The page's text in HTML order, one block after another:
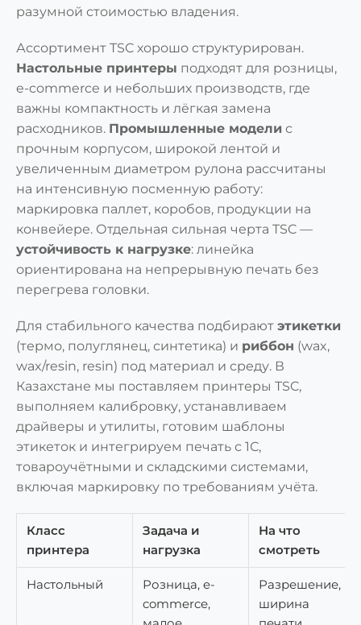
разумной стоимостью владения.
Ассортимент TSC хорошо структурирован.
Настольные принтеры подходят для розницы,
e-commerce и небольших производств, где
важны компактность и лёгкая замена
расходников. Промышленные модели с
прочным корпусом, широкой лентой и
увеличенным диаметром рулона рассчитаны
на интенсивную посменную работу:
маркировка паллет, коробов, продукции на
конвейере. Отдельная сильная черта TSC —
устойчивость к нагрузке: линейка
ориентирована на непрерывную печать без
перегрева головки.
Для стабильного качества подбирают этикетки
(термо, полуглянец, синтетика) и риббон (wax,
wax/resin, resin) под материал и среду. В
Казахстане мы поставляем принтеры TSC,
выполняем калибровку, устанавливаем
драйверы и утилиты, готовим шаблоны
этикеток и интегрируем печать с 1С,
товароучётными и складскими системами,
включая маркировку по требованиям учёта.
Класс
принтера
Задача и
нагрузка
На что
смотреть
Настольный
Розница, e-
commerce,
Разрешение,
ширина